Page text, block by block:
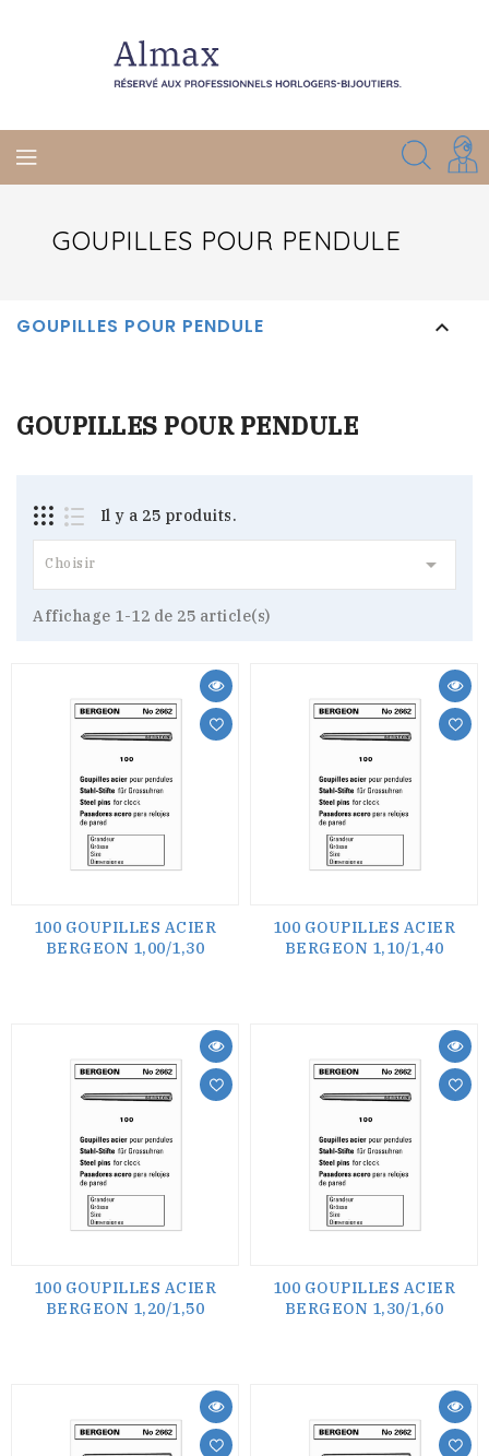
GOUPILLES POUR PENDULE
GOUPILLES POUR PENDULE 
GOUPILLES POUR PENDULE
Il y a 25 produits.
Choisir 
Affichage 1-12 de 25 article(s)
100 GOUPILLES ACIER
BERGEON 1,00/1,30
100 GOUPILLES ACIER
BERGEON 1,10/1,40
100 GOUPILLES ACIER
BERGEON 1,20/1,50
100 GOUPILLES ACIER
BERGEON 1,30/1,60